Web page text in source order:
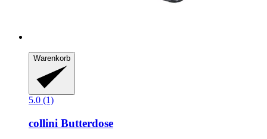
Warenkorb
5.0 (1)
collini Butterdose